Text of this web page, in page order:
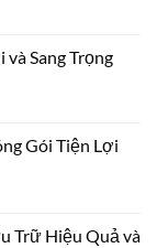
và Sang Trọng
Gói Tiện Lợi
Trữ Hiệu Quả và